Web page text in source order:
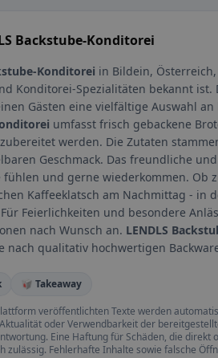
Backstube-Konditorei
Konditorei in Bildein,
Konditorei-Spezialitäten bekannt
Gästen eine vielfältige Auswahl
umfasst frisch gebackene
werden. Die Zutaten
Geschmack. Das freundliche
fühlen und gerne wiederkommen. Ob
Kaffeeklatsch am Nachmittag - in
Feierlichkeiten und besondere
nach Wunsch an. LENDLS
nach qualitativ hochwertigen
🥡 Takeaway
veröffentlichten Texte werden
oder Verwendbarkeit der
Eine Haftung für Schäden, die
zulässig. Fehlerhafte Inhalte sowie falsche